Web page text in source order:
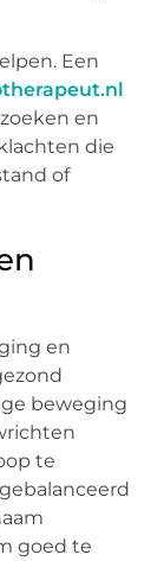
Een
en
die
of
en
beweging
te
goed te